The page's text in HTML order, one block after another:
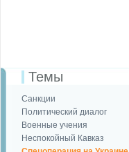
Темы
Санкции
Политический диалог
Военные учения
Неспокойный Кавказ